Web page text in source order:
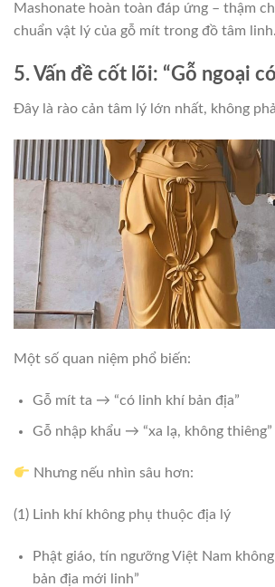
Mashonate hoàn toàn đáp ứng – thậm
chuẩn vật lý của gỗ mít trong đồ tâm linh.
5. Vấn đề cốt lõi: “Gỗ ngoại
Đây là rào cản tâm lý lớn nhất, không
Một số quan niệm phổ biến:
Gỗ mít ta → “có linh khí bản địa”
Gỗ nhập khẩu → “xa lạ, không thiêng”
Nhưng nếu nhìn sâu hơn:
(1) Linh khí không phụ thuộc địa lý
Phật giáo, tín ngưỡng Việt Nam
bản địa mới linh”